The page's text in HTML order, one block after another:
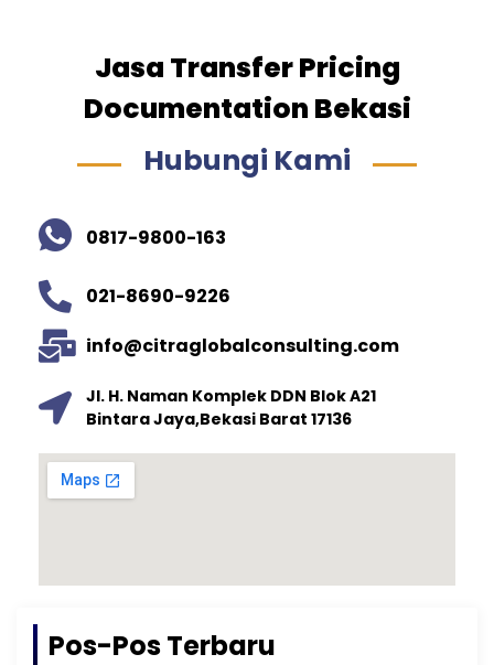
Jasa Transfer Pricing
Documentation Bekasi
Hubungi Kami
0817-9800-163
021-8690-9226​
info@citraglobalconsulting.com
Jl. H. Naman Komplek DDN Blok A21
Bintara Jaya,Bekasi Barat 17136
Pos-Pos Terbaru